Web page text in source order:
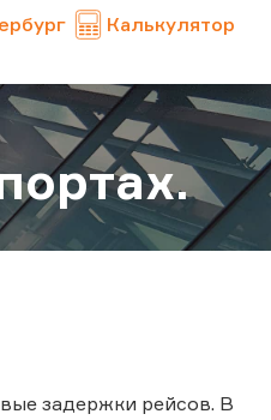
Калькулятор
задержки рейсов. В